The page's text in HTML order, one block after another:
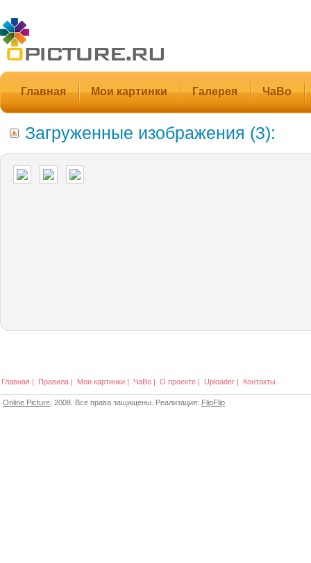
Главная Мои картинки Галерея ЧаВо
Загруженные изображения (3):
Главная | Правила | Мои картинки | ЧаВо | О проекте | Uploader | Контакты
Online Picture , 2008. Все права защищены. Реализация: FlipFlip